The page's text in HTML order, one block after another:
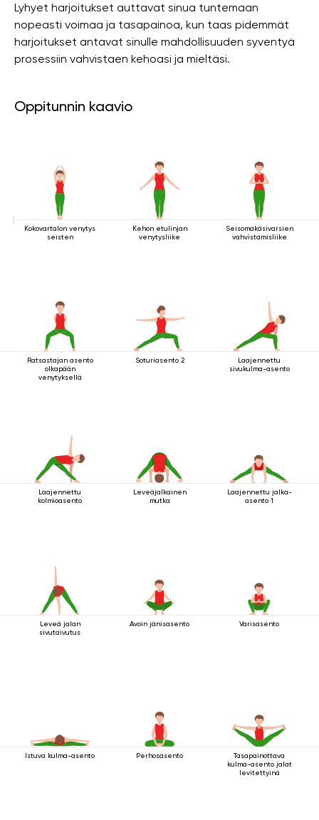
Lyhyet harjoitukset auttavat sinua tuntemaan
nopeasti voimaa ja tasapainoa, kun taas pidemmät
harjoitukset antavat sinulle mahdollisuuden syventyä
prosessiin vahvistaen kehoasi ja mieltäsi.
Oppitunnin kaavio
Kokovartalon venytys
seisten
Kehon etulinjan
venytysliike
Seisomakäsivarsien
vahvistamisliike
Ratsastajan asento
olkapään
venytyksellä
Soturiasento 2
Laajennettu
sivukulma-asento
Laajennettu
kolmioasento
Leveäjalkainen
mutka
Laajennettu jalka-
asento 1
Leveä jalan
sivutaivutus
Avoin jänisasento Varisasento
Istuva kulma-asento Perhosasento
Tasapainottava
kulma-asento jalat
levitettyinä